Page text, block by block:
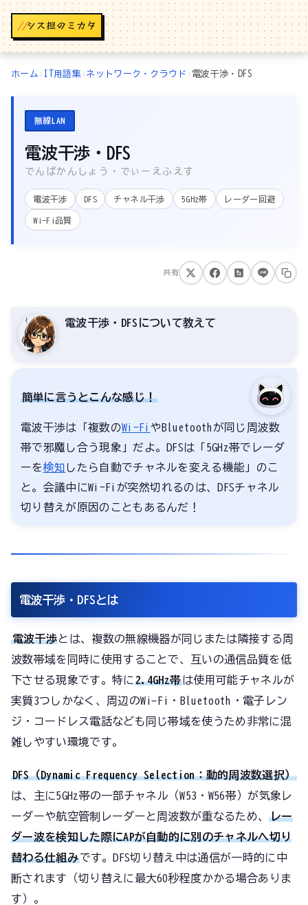
//
ホーム › IT用語集› ネットワーク・クラウド › 電波干渉・DFS
無線LAN
電波干渉・DFS
でんぱかんしょう・でぃーえふえす
電波干渉 DFS チャネル干渉 5GHz帯 レーダー回避
Wi-Fi品質
共有
電波干渉・DFSについて教えて
簡単に言うとこんな感じ！
電波干渉は「複数のWi-Fi やBluetoothが同じ周波数
帯で邪魔し合う現象」だよ。DFSは「5GHz帯でレーダ
ーを検知 したら自動でチャネルを変える機能」のこ
と。会議中にWi-Fiが突然切れるのは、DFSチャネル
切り替えが原因のこともあるんだ！
電波干渉・DFSとは
電波干渉とは、複数の無線機器が同じまたは隣接する周
波数帯域を同時に使用することで、互いの通信品質を低
下させる現象です。特に2.4GHz帯は使用可能チャネルが
実質3つしかなく、周辺のWi-Fi・Bluetooth・電子レン
ジ・コードレス電話なども同じ帯域を使うため非常に混
雑しやすい環境です。
DFS（Dynamic Frequency Selection：動的周波数選択）
は、主に5GHz帯の一部チャネル（W53・W56帯）が気象レ
ーダーや航空管制レーダーと周波数が重なるため、レー
ダー波を検知した際にAPが自動的に別のチャネルへ切り
替わる仕組みです。DFS切り替え中は通信が一時的に中
断されます（切り替えに最大60秒程度かかる場合ありま
す）。